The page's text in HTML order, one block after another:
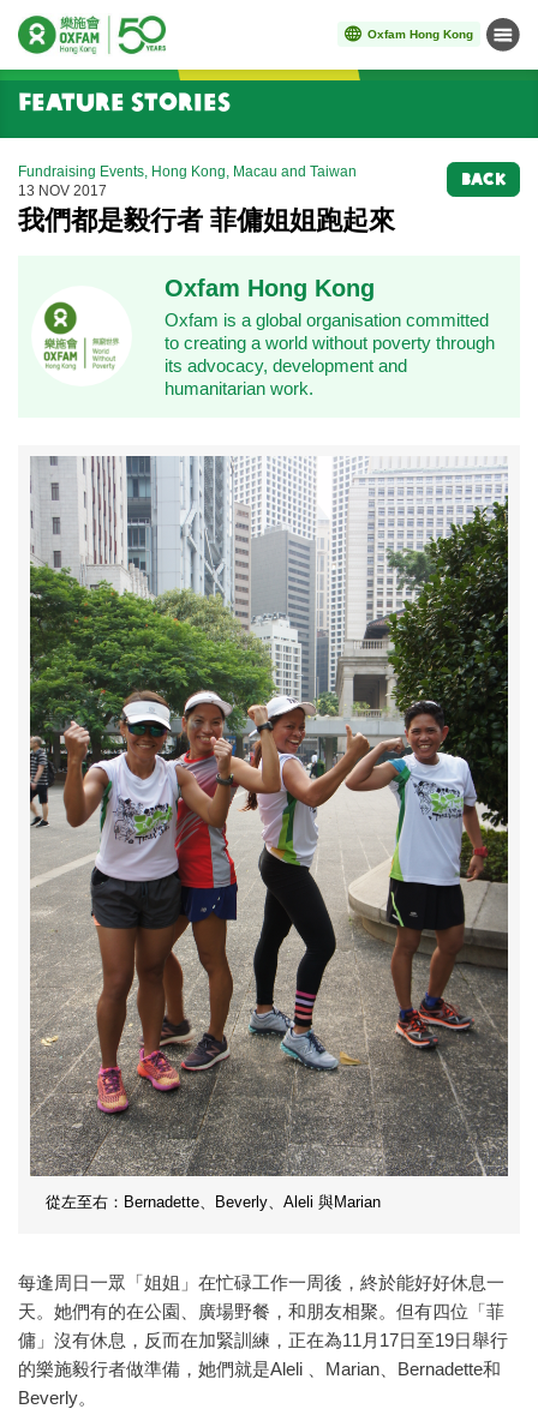
Oxfam Hong Kong Menu
Start main content
Feature Stories
Fundraising Events, Hong Kong, Macau and Taiwan
13 NOV 2017
我們都是毅行者 菲傭姐姐跑起來
BACK
Oxfam Hong Kong
Oxfam is a global organisation committed
to creating a world without poverty through
its advocacy, development and
humanitarian work.
從左至右：Bernadette、Beverly、Aleli 與Marian
每逢周日一眾「姐姐」在忙碌工作一周後，終於能好好休息一
天。她們有的在公園、廣場野餐，和朋友相聚。但有四位「菲
傭」沒有休息，反而在加緊訓練，正在為11月17日至19日舉行
的樂施毅行者做準備，她們就是Aleli 、Marian、Bernadette和
Beverly。